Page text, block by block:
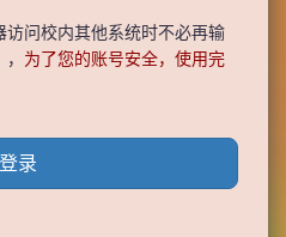
访问校内其他系统时不必再输
为了您的账号安全，使用完
登录